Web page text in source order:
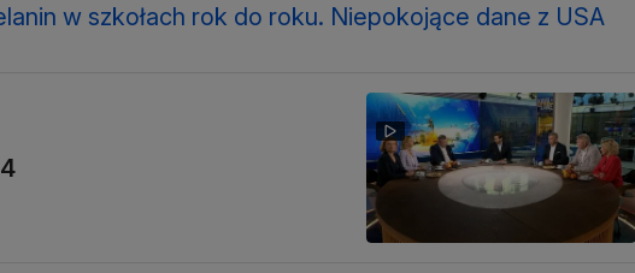
w szkołach rok do roku. Niepokojące dane z USA